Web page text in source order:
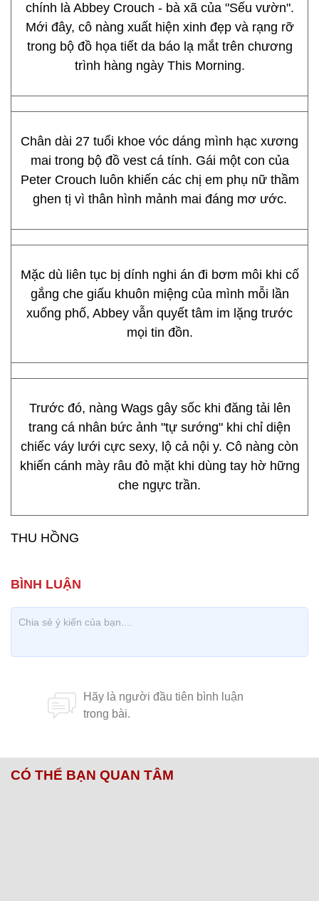
chính là Abbey Crouch - bà xã của "Sếu vườn".
Mới đây, cô nàng xuất hiện xinh đẹp và rạng rỡ
trong bộ đồ họa tiết da báo lạ mắt trên chương
trình hàng ngày This Morning.
Chân dài 27 tuổi khoe vóc dáng mình hạc xương
mai trong bộ đồ vest cá tính. Gái một con của
Peter Crouch luôn khiến các chị em phụ nữ thầm
ghen tị vì thân hình mảnh mai đáng mơ ước.
Mặc dù liên tục bị dính nghi án đi bơm môi khi cố
gắng che giấu khuôn miệng của mình mỗi lần
xuống phố, Abbey vẫn quyết tâm im lặng trước
mọi tin đồn.
Trước đó, nàng Wags gây sốc khi đăng tải lên
trang cá nhân bức ảnh "tự sướng" khi chỉ diện
chiếc váy lưới cực sexy, lộ cả nội y. Cô nàng còn
khiến cánh mày râu đỏ mặt khi dùng tay hờ hững
che ngực trần.
THU HỒNG
CÓ THỂ BẠN QUAN TÂM